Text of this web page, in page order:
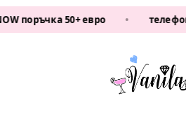
50+ евро • телефон:0877